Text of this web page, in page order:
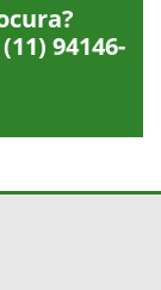
(11) 94146-